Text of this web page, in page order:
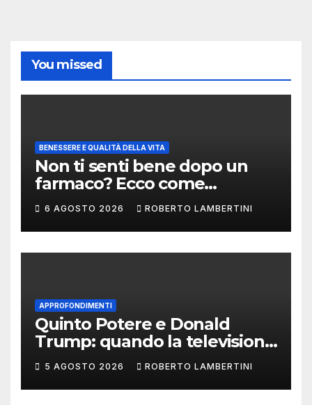
You missed
BENESSERE E QUALITÀ DELLA VITA
Non ti senti bene dopo un
farmaco? Ecco come
segnalare una sospetta
reazione avversa
6 AGOSTO 2026 ROBERTO LAMBERTINI
APPROFONDIMENTI
Quinto Potere e Donald
Trump: quando la televisione
smette di raccontare il
potere e comincia a
fabbricarlo
5 AGOSTO 2026 ROBERTO LAMBERTINI